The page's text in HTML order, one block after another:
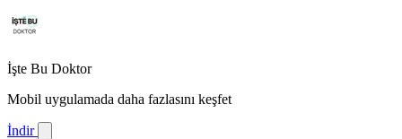
İşte Bu Doktor
Mobil uygulamada daha fazlasını keşfet
İndir